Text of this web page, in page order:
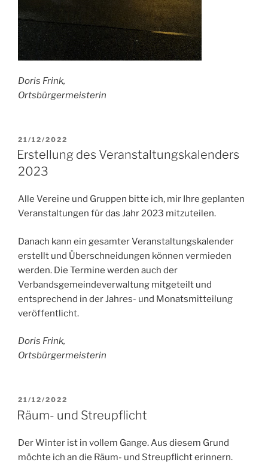
Doris Frink,
Ortsbürgermeisterin
VERÖFFENTLICHT
AM
21/12/2022
Erstellung des Veranstaltungskalenders
2023
Alle Vereine und Gruppen bitte ich, mir Ihre geplanten
Veranstaltungen für das Jahr 2023 mitzuteilen.
Danach kann ein gesamter Veranstaltungskalender
erstellt und Überschneidungen können vermieden
werden. Die Termine werden auch der
Verbandsgemeindeverwaltung mitgeteilt und
entsprechend in der Jahres- und Monatsmitteilung
veröffentlicht.
Doris Frink,
Ortsbürgermeisterin
VERÖFFENTLICHT
AM
21/12/2022
Räum- und Streupflicht
Der Winter ist in vollem Gange. Aus diesem Grund
möchte ich an die Räum- und Streupflicht erinnern.